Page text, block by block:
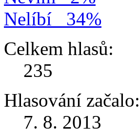
Nelíbí
34%
Celkem hlasů:
235
Hlasování začalo:
7. 8. 2013